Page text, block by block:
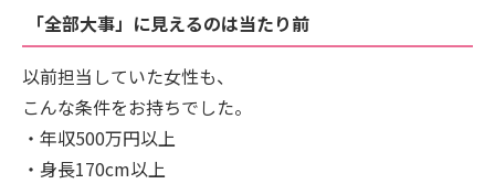
「全部大事」に見えるのは当たり前
以前担当していた女性も、
こんな条件をお持ちでした。
・年収500万円以上
・身長170cm以上